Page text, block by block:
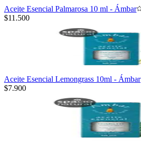
Aceite Esencial Palmarosa 10 ml - Ámbar
$11.500
Aceite Esencial Lemongrass 10ml - Ámbar
$7.900